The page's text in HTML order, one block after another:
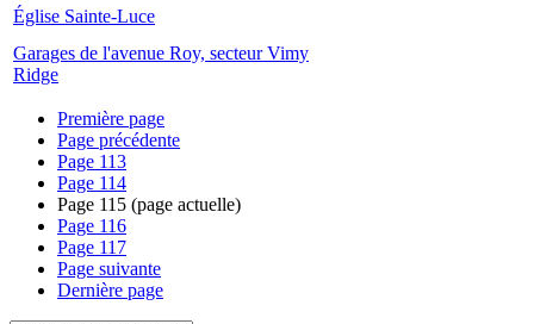
Église Sainte-Luce
Garages de l'avenue Roy, secteur Vimy
Ridge
Première page
Page précédente
Page 113
Page 114
Page 115 (page actuelle)
Page 116
Page 117
Page suivante
Dernière page